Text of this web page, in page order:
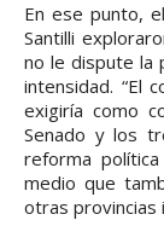
En ese punto,
Santilli
no le dispute la
intensidad. “El
exigiría como
Senado y los
reforma
medio que
otras provincias